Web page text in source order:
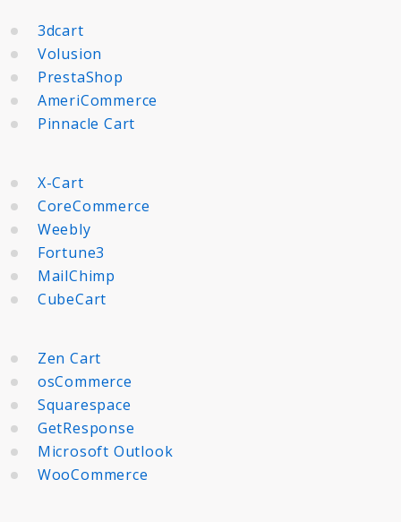
3dcart
Volusion
PrestaShop
AmeriCommerce
Pinnacle Cart
X-Cart
CoreCommerce
Weebly
Fortune3
MailChimp
CubeCart
Zen Cart
osCommerce
Squarespace
GetResponse
Microsoft Outlook
WooCommerce